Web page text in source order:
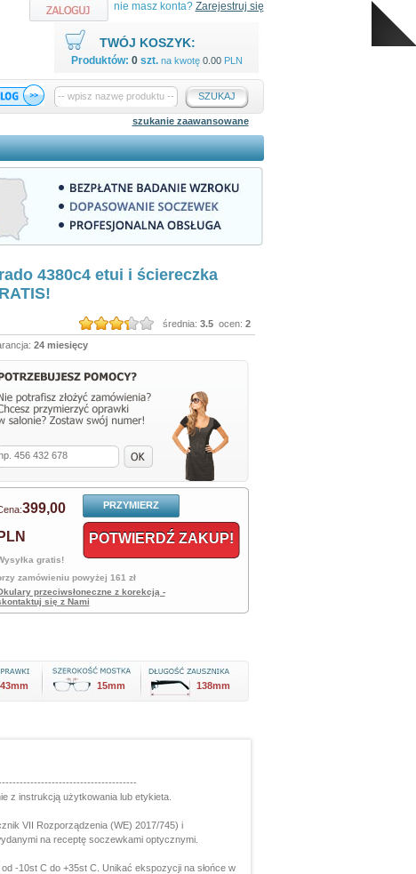
TWÓJ KOSZYK:
Produktów: 0szt. na kwotę 0.00PLN
nie masz konta? Zarejestruj się
SZUKAJ
szukanie zaawansowane
4380c4 etui i ściereczka
średnia: 3.5ocen: 2
24 miesięcy
PRZYMIERZ
POTWIERDŹ ZAKUP!
399,00
PLN
gratis!
zamówieniu powyżej 161 zł
przeciwsłoneczne z korekcją -
się z Nami
43mm 15mm 138mm
z instrukcją użytkowania lub etykieta.
VII Rozporządzenia (WE) 2017/745) i
na receptę soczewkami optycznymi.
-10st C do +35st C. Unikać ekspozycji na słońce w